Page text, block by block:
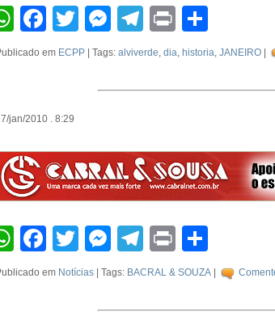
WhatsApp
Facebook
TwitterMessenger
Telegram
Print
em ECPP | Tags: alviverde, dia, historia, JANEIRO
jan/2010 . 8:29
WhatsApp
Facebook
TwitterMessenger
Telegram
Print
em Notícias | Tags: BACRAL & SOUZA